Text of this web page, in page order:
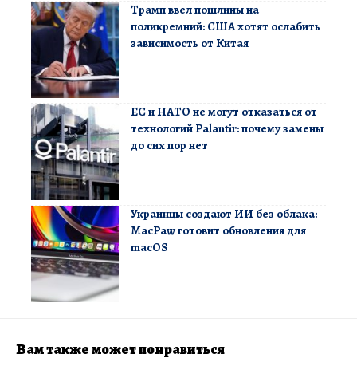
Трамп ввел пошлины на
поликремний: США хотят ослабить
зависимость от Китая
ЕС и НАТО не могут отказаться от
технологий Palantir: почему замены
до сих пор нет
Украинцы создают ИИ без облака:
MacPaw готовит обновления для
macOS
Вам также может понравиться